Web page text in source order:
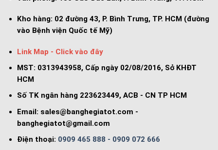
Kho hàng: 02 đường 43, P. Bình Trưng, TP. HCM (đường
vào Bệnh viện Quốc tế Mỹ)
Link Map - Click vào đây
MST: 0313943958, Cấp ngày 02/08/2016, Sở KHĐT
HCM
Số TK ngân hàng 223623449, ACB - CN TP HCM
Email: sales@banghegiatot.com -
banghegiatot@gmail.com
Điện thoại: 0909 465 888 - 0909 072 666